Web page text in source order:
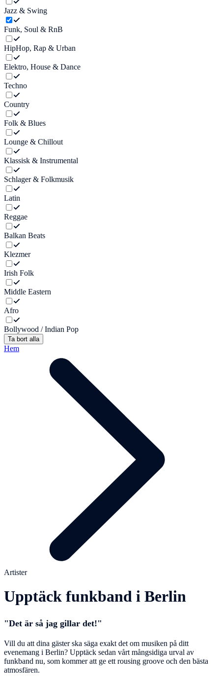
Jazz & Swing
Funk, Soul & RnB
HipHop, Rap & Urban
Elektro, House & Dance
Techno
Country
Folk & Blues
Lounge & Chillout
Klassisk & Instrumental
Schlager & Folkmusik
Latin
Reggae
Balkan Beats
Klezmer
Irish Folk
Middle Eastern
Afro
Bollywood / Indian Pop
Ta bort alla
Hem
Artister
Upptäck funkband i Berlin
"Det är så jag gillar det!"
Vill du att dina gäster ska säga exakt det om musiken på ditt
evenemang i Berlin? Upptäck sedan vårt mångsidiga urval av
funkband nu, som kommer att ge ett rousing groove och den bästa
atmosfären.